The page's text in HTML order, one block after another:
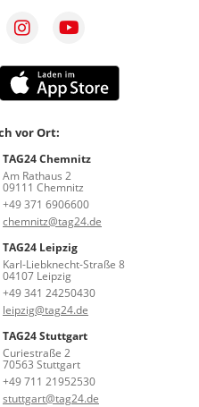
vor Ort:
TAG24 Chemnitz
Am Rathaus 2
09111 Chemnitz
+49 371 6906600
chemnitz@tag24.de
TAG24 Leipzig
Karl-Liebknecht-Straße 8
04107 Leipzig
+49 341 24250430
leipzig@tag24.de
TAG24 Stuttgart
Curiestraße 2
70563 Stuttgart
+49 711 21952530
stuttgart@tag24.de